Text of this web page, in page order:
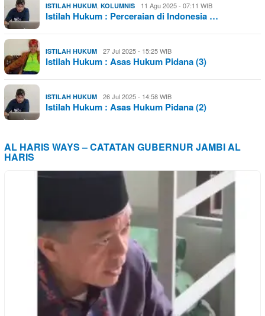
ISTILAH HUKUM, KOLUMNIS 11 Agu 2025 - 07:11 WIB
Istilah Hukum : Perceraian di Indonesia …
ISTILAH HUKUM 27 Jul 2025 - 15:25 WIB
Istilah Hukum : Asas Hukum Pidana (3)
ISTILAH HUKUM 26 Jul 2025 - 14:58 WIB
Istilah Hukum : Asas Hukum Pidana (2)
AL HARIS WAYS – CATATAN GUBERNUR JAMBI AL
HARIS